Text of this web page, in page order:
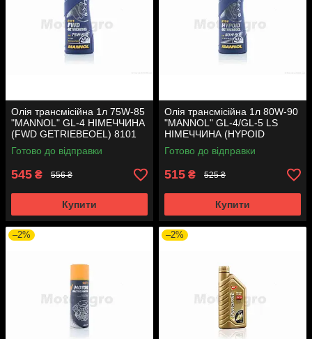
Олія трансмісійна 1л 75W-85
"MANNOL" GL-4 НІМЕЧЧИНА
(FWD GETRIEBEOEL) 8101
Готово до відправки
545 ₴ 556 ₴
Купити
Олія трансмісійна 1л 80W-90
"MANNOL" GL-4/GL-5 LS
НІМЕЧЧИНА (HYPOID
GETRIEBEOEL) 8106
Готово до відправки
515 ₴ 525 ₴
Купити
–2% –2%